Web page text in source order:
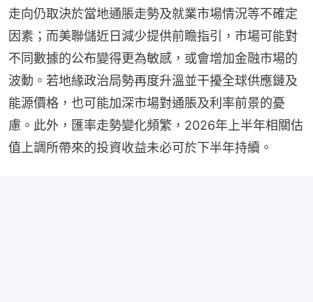
走向仍取決於當地通脹走勢及就業市場情況等不確定
因素；而美聯儲近日減少提供前瞻指引，市場可能對
不同數據的公布變得更為敏感，或會增加金融市場的
波動。若地緣政治局勢再度升溫並干擾全球供應鏈及
能源價格，也可能加深市場對通脹及利率前景的憂
慮。此外，匯率走勢變化頻繁，2026年上半年相關估
值上調所帶來的投資收益未必可於下半年持續。